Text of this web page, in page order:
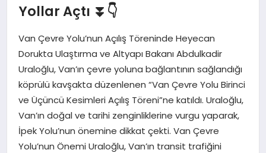
MAGAZIN
SAĞLIK
SIYASET
SPOR
TEKNOLOJI
Yollar Açtı ⏬👇
Van Çevre Yolu’nun Açılış Töreninde Heyecan
Dorukta Ulaştırma ve Altyapı Bakanı Abdulkadir
Uraloğlu, Van’ın çevre yoluna bağlantının sağlandığı
köprülü kavşakta düzenlenen “Van Çevre Yolu Birinci
ve Üçüncü Kesimleri Açılış Töreni”ne katıldı. Uraloğlu,
Van’ın doğal ve tarihi zenginliklerine vurgu yaparak,
İpek Yolu’nun önemine dikkat çekti. Van Çevre
Yolu’nun Önemi Uraloğlu, Van’ın transit trafiğini